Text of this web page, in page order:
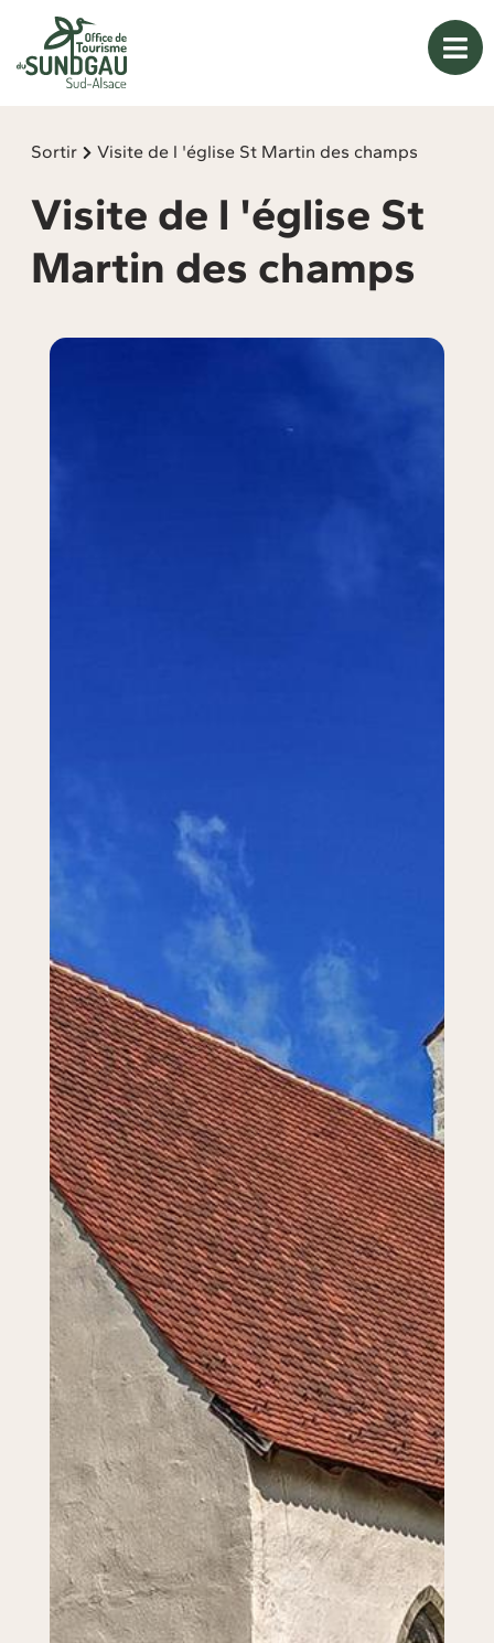
Sortir Visite de l 'église St Martin des champs
Visite de l 'église St
Martin des champs
Panneau de gestion des cookies